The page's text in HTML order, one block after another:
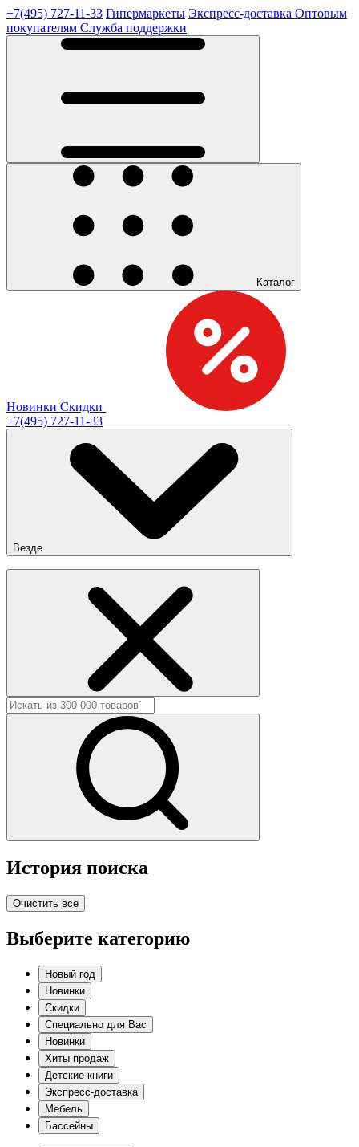
+7(495) 727-11-33 Гипермаркеты Экспресс-доставка Оптовым
покупателям Служба поддержки
Каталог
Новинки Скидки
+7(495) 727-11-33
Везде
История поиска
Очистить все
Выберите категорию
Новый год
Новинки
Скидки
Специально для Вас
Новинки
Хиты продаж
Детские книги
Экспресс-доставка
Мебель
Бассейны